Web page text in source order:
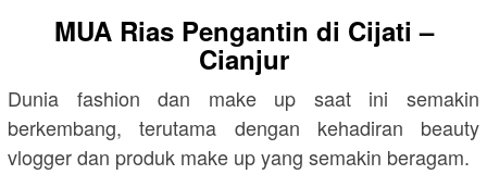
MUA Rias Pengantin di Cijati –
Cianjur
Dunia fashion dan make up saat ini semakin
berkembang, terutama dengan kehadiran beauty
vlogger dan produk make up yang semakin beragam.